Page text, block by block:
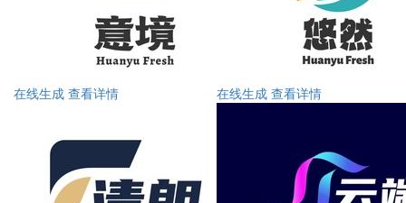
在线生成 查看详情 在线生成 查看详情